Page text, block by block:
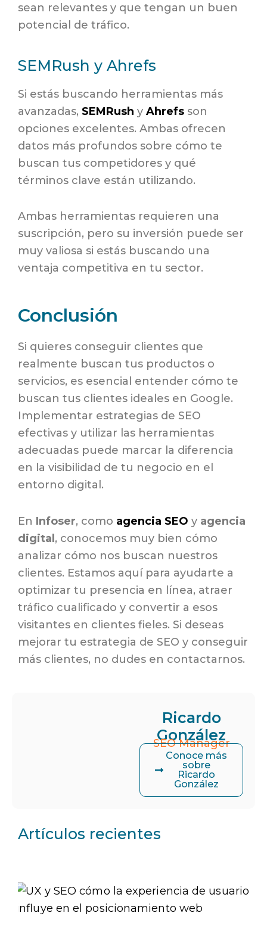
sean relevantes y que tengan un buen
potencial de tráfico.
SEMRush y Ahrefs
Si estás buscando herramientas más
avanzadas, SEMRush y Ahrefs son
opciones excelentes. Ambas ofrecen
datos más profundos sobre cómo te
buscan tus competidores y qué
términos clave están utilizando.
Ambas herramientas requieren una
suscripción, pero su inversión puede ser
muy valiosa si estás buscando una
ventaja competitiva en tu sector.
Conclusión
Si quieres conseguir clientes que
realmente buscan tus productos o
servicios, es esencial entender cómo te
buscan tus clientes ideales en Google.
Implementar estrategias de SEO
efectivas y utilizar las herramientas
adecuadas puede marcar la diferencia
en la visibilidad de tu negocio en el
entorno digital.
En Infoser, como agencia SEO y agencia
digital , conocemos muy bien cómo
analizar cómo nos buscan nuestros
clientes. Estamos aquí para ayudarte a
optimizar tu presencia en línea, atraer
tráfico cualificado y convertir a esos
visitantes en clientes fieles. Si deseas
mejorar tu estrategia de SEO y conseguir
más clientes, no dudes en contactarnos.
Ricardo
González
SEO Manager
Conoce más
sobre
Ricardo
González
Artículos recientes